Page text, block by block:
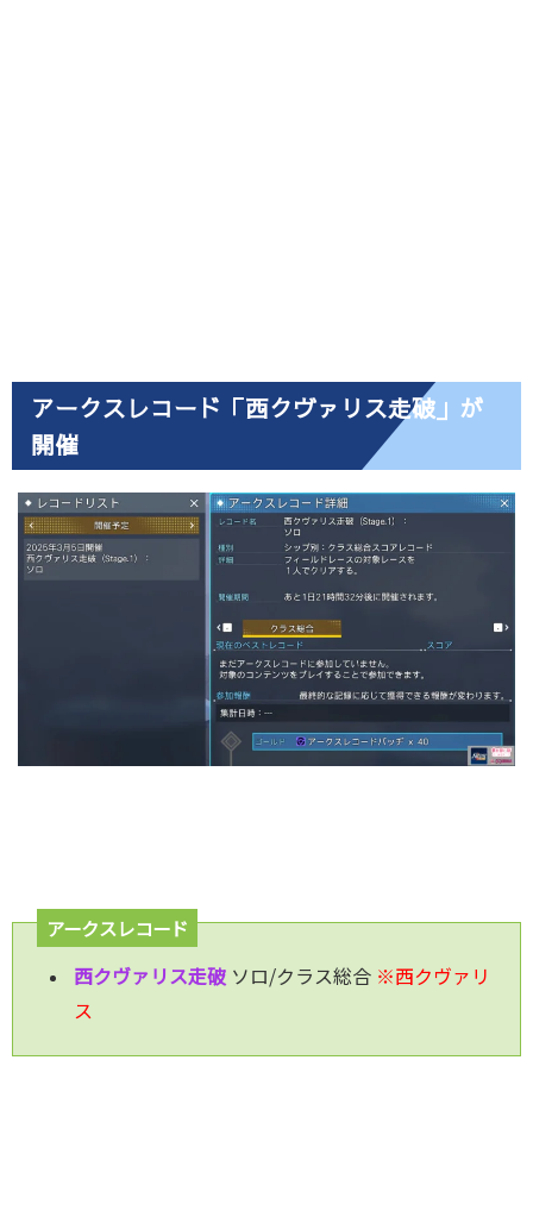
アークスレコード「西クヴァリス走破」が
開催
アークスレコード
西クヴァリス走破 ソロ/クラス総合 ※西クヴァリ
ス